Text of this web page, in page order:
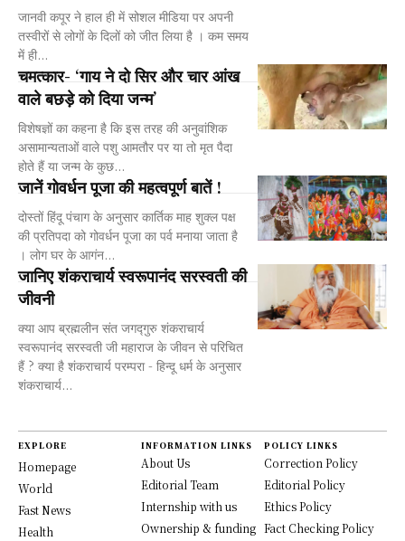
जानवी कपूर ने हाल ही में सोशल मीडिया पर अपनी
तस्वीरों से लोगों के दिलों को जीत लिया है । कम समय
में ही...
चमत्कार- ‘गाय ने दो सिर और चार आंख
वाले बछड़े को दिया जन्म’
विशेषज्ञों का कहना है कि इस तरह की अनुवांशिक
असामान्यताओं वाले पशु आमतौर पर या तो मृत पैदा
होते हैं या जन्म के कुछ...
जानें गोवर्धन पूजा की महत्वपूर्ण बातें !
दोस्तों हिंदू पंचाग के अनुसार कार्तिक माह शुक्ल पक्ष
की प्रतिपदा को गोवर्धन पूजा का पर्व मनाया जाता है
। लोग घर के आगंन...
जानिए शंकराचार्य स्वरूपानंद सरस्वती की
जीवनी
क्या आप ब्रह्मलीन संत जगद्गुरु शंकराचार्य
स्वरूपानंद सरस्वती जी महाराज के जीवन से परिचित
हैं ? क्या है शंकराचार्य परम्परा - हिन्दू धर्म के अनुसार
शंकराचार्य...
EXPLORE
Homepage
World
Fast News
Health
INFORMATION LINKS
About Us
Editorial Team
Internship with us
Ownership & funding
POLICY LINKS
Correction Policy
Editorial Policy
Ethics Policy
Fact Checking Policy